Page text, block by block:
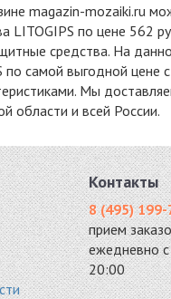
magazin-mozaiki.ru
LITOGIPS по цене 562
средства. На
по самой выгодной цене
Мы
области и всей России.
Контакты
8 (495)
прием
ежедневно
20:00